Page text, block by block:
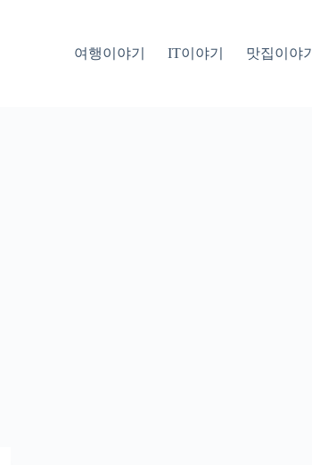
여행이야기 IT이야기 맛집이야기